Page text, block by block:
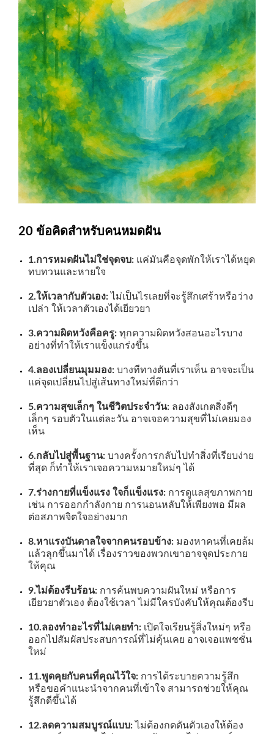
20 ข้อคิดสำหรับคนหมดฝัน
1.การหมดฝันไม่ใช่จุดจบ: แค่มันคือจุดพักให้เราได้หยุด
ทบทวนและหายใจ
2.ให้เวลากับตัวเอง: ไม่เป็นไรเลยที่จะรู้สึกเศร้าหรือว่าง
เปล่า ให้เวลาตัวเองได้เยียวยา
3.ความผิดหวังคือครู: ทุกความผิดหวังสอนอะไรบาง
อย่างที่ทำให้เราแข็งแกร่งขึ้น
4.ลองเปลี่ยนมุมมอง: บางทีทางตันที่เราเห็น อาจจะเป็น
แค่จุดเปลี่ยนไปสู่เส้นทางใหม่ที่ดีกว่า
5.ความสุขเล็กๆ ในชีวิตประจำวัน: ลองสังเกตสิ่งดีๆ
เล็กๆ รอบตัวในแต่ละวัน อาจเจอความสุขที่ไม่เคยมอง
เห็น
6.กลับไปสู่พื้นฐาน: บางครั้งการกลับไปทำสิ่งที่เรียบง่าย
ที่สุด ก็ทำให้เราเจอความหมายใหม่ๆ ได้
7.ร่างกายที่แข็งแรง ใจก็แข็งแรง: การดูแลสุขภาพกาย
เช่น การออกกำลังกาย การนอนหลับให้เพียงพอ มีผล
ต่อสภาพจิตใจอย่างมาก
8.หาแรงบันดาลใจจากคนรอบข้าง: มองหาคนที่เคยล้ม
แล้วลุกขึ้นมาได้ เรื่องราวของพวกเขาอาจจุดประกาย
ให้คุณ
9.ไม่ต้องรีบร้อน: การค้นพบความฝันใหม่ หรือการ
เยียวยาตัวเอง ต้องใช้เวลา ไม่มีใครบังคับให้คุณต้องรีบ
10.ลองทำอะไรที่ไม่เคยทำ: เปิดใจเรียนรู้สิ่งใหม่ๆ หรือ
ออกไปสัมผัสประสบการณ์ที่ไม่คุ้นเคย อาจเจอแพชชั่น
ใหม่
11.พูดคุยกับคนที่คุณไว้ใจ: การได้ระบายความรู้สึก
หรือขอคำแนะนำจากคนที่เข้าใจ สามารถช่วยให้คุณ
รู้สึกดีขึ้นได้
12.ลดความสมบูรณ์แบบ: ไม่ต้องกดดันตัวเองให้ต้อง